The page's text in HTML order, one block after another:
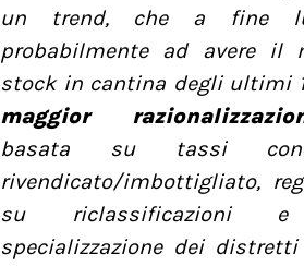
un trend, che a fine
probabilmente ad avere il
stock in cantina degli ultimi
maggior
basata su tassi
rivendicato/imbottigliato,
su riclassificazioni e
specializzazione dei